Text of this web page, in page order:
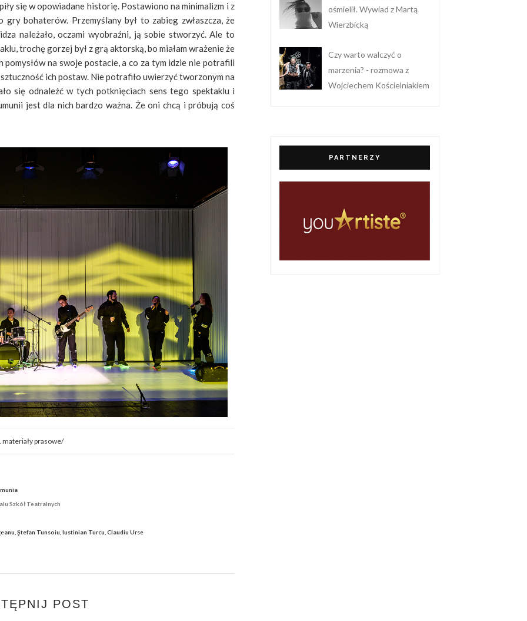
się w opowiadane historię. Postawiono na minimalizm i z
bohaterów. Przemyślany był to zabieg zwłaszcza, że
należało, oczami wyobraźni, ją sobie stworzyć. Ale to
trochę gorzej był z grą aktorską, bo miałam wrażenie że
pomysłów na swoje postacie, a co za tym idzie nie potrafili
ich postaw. Nie potrafiło uwierzyć tworzonym na
się odnaleźć w tych potknięciach sens tego spektaklu i
jest dla nich bardzo ważna. Że oni chcą i próbują coś
materiały prasowe/
Szkół Teatralnych
Ştefan Tunsoiu, Iustinian Turcu, Claudiu Urse
POST
ośmielił. Wywiad z Martą
Wierzbicką
Czy warto walczyć o
marzenia? - rozmowa z
Wojciechem Kościelniakiem
PARTNERZY